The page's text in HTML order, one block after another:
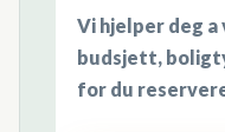
Vi hjelper deg
budsjett,
for du